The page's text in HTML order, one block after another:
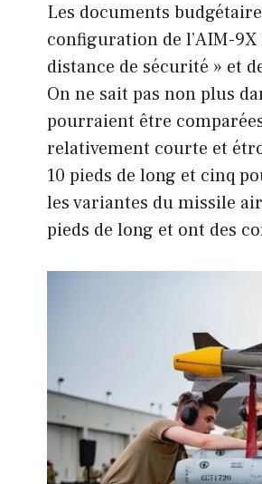
Les documents
configuration de l’AIM-
distance de sécurité » et
On ne sait pas non plus
pourraient être
relativement courte et
10 pieds de long et cinq
les variantes du missile
pieds de long et ont des